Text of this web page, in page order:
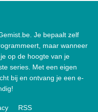
Je bepaalt zelf
maar wanneer
op de hoogte van je
series. Met een eigen
bij en ontvang je een e-
RSS